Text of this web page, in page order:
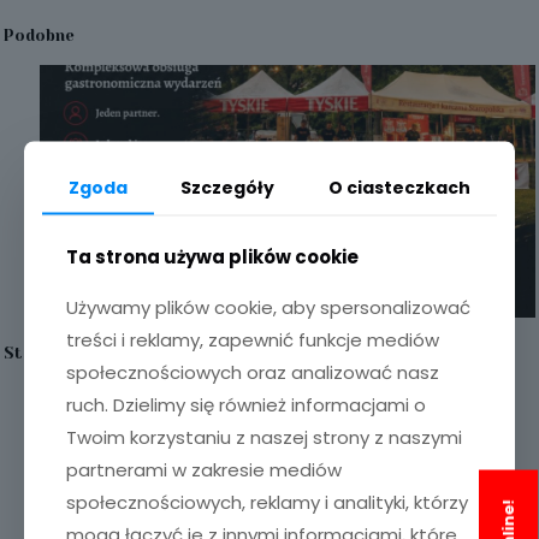
Podobne
Staropolska w Plenerze
Szczegóły-
Staropolska
w
Plenerze
Zgoda Szczegóły O ciasteczkach
Ta strona używa plików cookie
Używamy plików cookie, aby spersonalizować
treści i reklamy, zapewnić funkcje mediów
społecznościowych oraz analizować nasz
ruch. Dzielimy się również informacjami o
Twoim korzystaniu z naszej strony z naszymi
partnerami w zakresie mediów
społecznościowych, reklamy i analityki, którzy
mogą łączyć je z innymi informacjami, które